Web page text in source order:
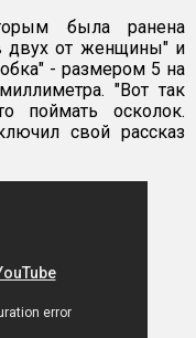
была ранена
двух от женщины" и
- размером 5 на
"Вот так
поймать осколок.
свой рассказ